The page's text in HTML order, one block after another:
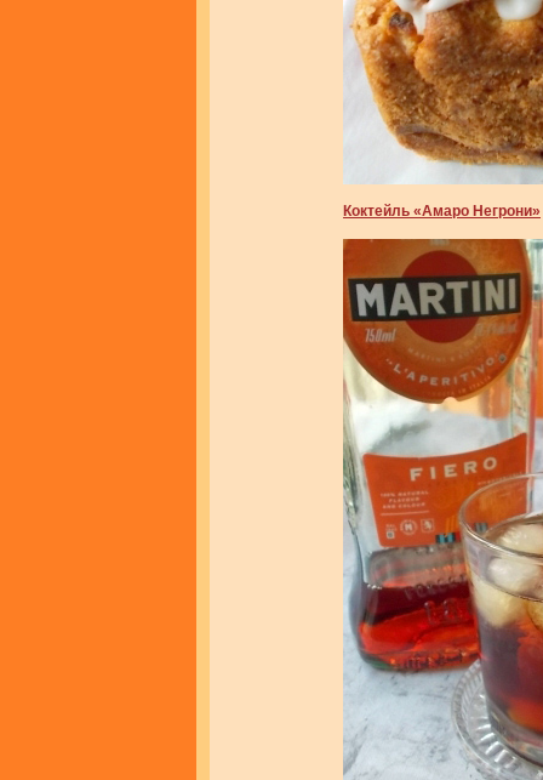
Коктейль «Амаро Негрони»